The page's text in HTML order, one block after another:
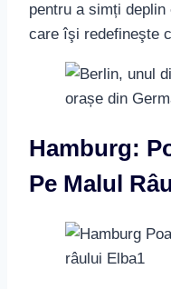
pentru a simți deplin
care îşi redefineşte
Hamburg:
Pe Malul